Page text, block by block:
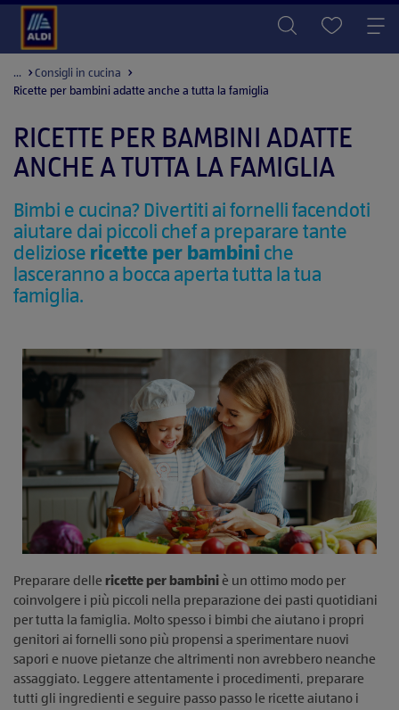
...
Consigli in cucina
Ricette per bambini adatte anche a tutta la famiglia
RICETTE PER BAMBINI ADATTE
ANCHE A TUTTA LA FAMIGLIA
Bimbi e cucina? Divertiti ai fornelli facendoti
aiutare dai piccoli chef a preparare tante
deliziose ricette per bambini che
lasceranno a bocca aperta tutta la tua
famiglia.
Preparare delle ricette per bambini è un ottimo modo per
coinvolgere i più piccoli nella preparazione dei pasti quotidiani
per tutta la famiglia. Molto spesso i bimbi che aiutano i propri
genitori ai fornelli sono più propensi a sperimentare nuovi
sapori e nuove pietanze che altrimenti non avrebbero neanche
assaggiato. Leggere attentamente i procedimenti, preparare
tutti gli ingredienti e seguire passo passo le ricette aiutano i